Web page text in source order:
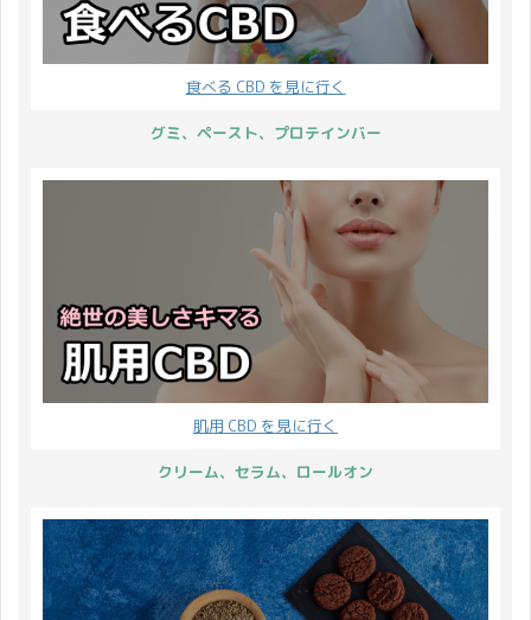
食べる CBD を見に行く
グミ、ペースト、プロテインバー
肌用 CBD を見に行く
クリーム、セラム、ロールオン